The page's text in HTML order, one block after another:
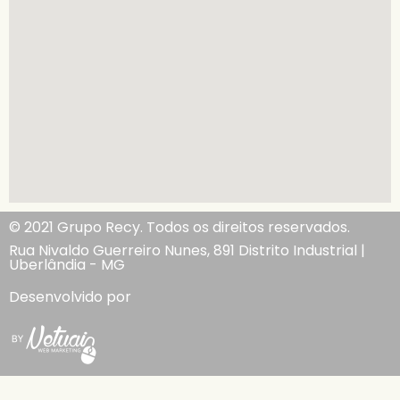
© 2021 Grupo Recy. Todos os direitos reservados.
Rua Nivaldo Guerreiro Nunes, 891 Distrito Industrial |
Uberlândia - MG
Desenvolvido por